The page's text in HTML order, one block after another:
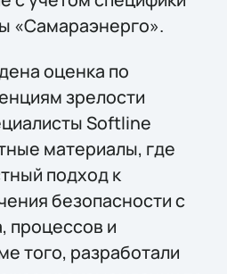
«Самараэнерго».
оценка по
зрелости
Softline
материалы, где
подход к
безопасности с
процессов и
того, разработали